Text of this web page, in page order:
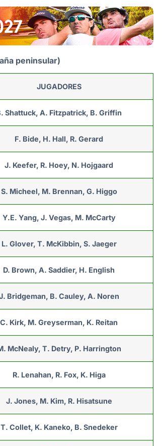
peninsular)
JUGADORES
Shattuck, A. Fitzpatrick, B. Griffin
F. Bide, H. Hall, R. Gerard
J. Keefer, R. Hoey, N. Hojgaard
S. Micheel, M. Brennan, G. Higgo
Y.E. Yang, J. Vegas, M. McCarty
L. Glover, T. McKibbin, S. Jaeger
D. Brown, A. Saddier, H. English
Bridgeman, B. Cauley, A. Noren
C. Kirk, M. Greyserman, K. Reitan
McNealy, T. Detry, P. Harrington
R. Lenahan, R. Fox, K. Higa
J. Jones, M. Kim, R. Hisatsune
T. Collet, K. Kaneko, B. Snedeker